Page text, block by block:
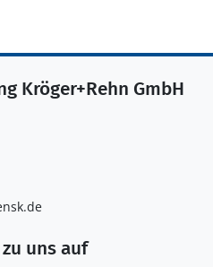
Kröger+Rehn GmbH
uns auf